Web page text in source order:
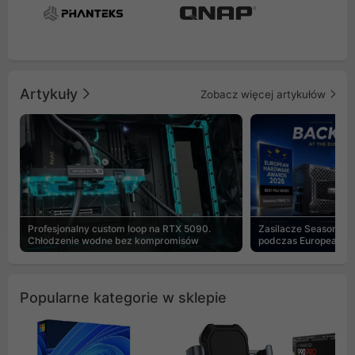
Artykuły Zobacz więcej artykułów
Profesjonalny custom loop na RTX 5090.
Chłodzenie wodne bez kompromisów
Zasilacze Seasonic
podczas European
Popularne kategorie w sklepie